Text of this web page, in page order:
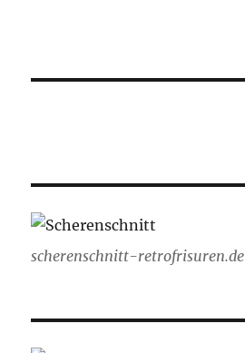
scherenschnitt-retrofrisuren.de